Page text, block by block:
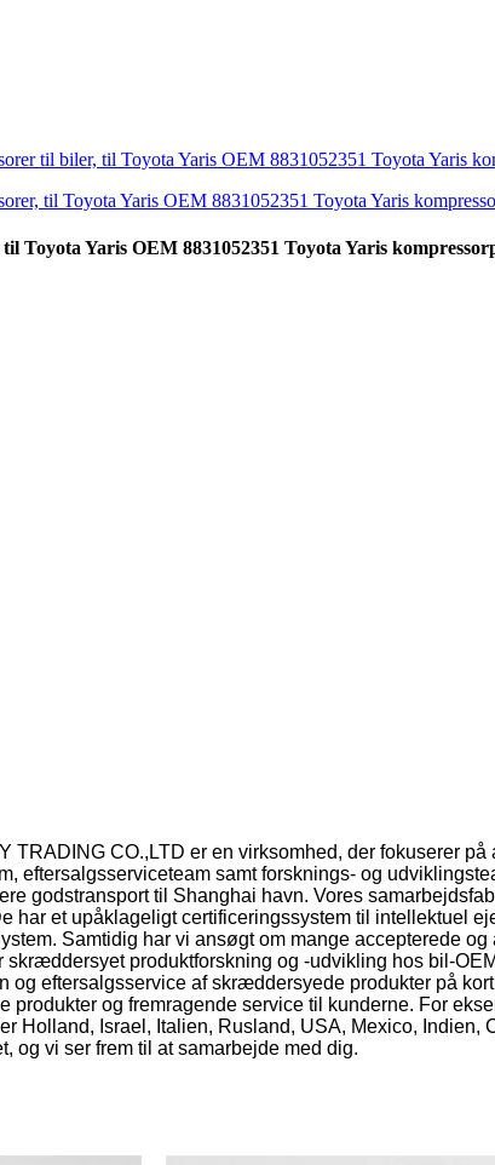
Toyota Yaris OEM 8831052351 Toyota Yaris
TRADING CO.,LTD er en virksomhed, der fokuserer
eftersalgsserviceteam samt forsknings- og
godstransport til Shanghai havn. Vores
har et upåklageligt certificeringssystem til intellektuel
Samtidig har vi ansøgt om mange accepterede
produktforskning og -udvikling hos bil-
og eftersalgsservice af skræddersyede produkter på
produkter og fremragende service til kunderne. For
Holland, Israel, Italien, Rusland, USA, Mexico,
og vi ser frem til at samarbejde med dig.